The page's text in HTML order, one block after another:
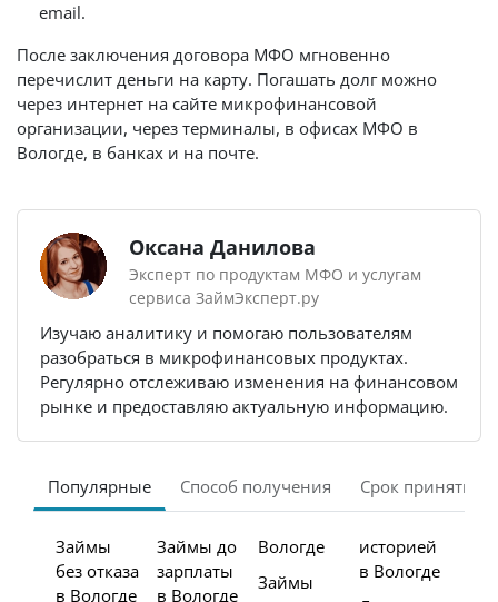
email.
После заключения договора МФО мгновенно
перечислит деньги на карту. Погашать долг можно
через интернет на сайте микрофинансовой
организации, через терминалы, в офисах МФО в
Вологде, в банках и на почте.
Оксана Данилова
Эксперт по продуктам МФО и услугам
сервиса ЗаймЭксперт.ру
Изучаю аналитику и помогаю пользователям
разобраться в микрофинансовых продуктах.
Регулярно отслеживаю изменения на финансовом
рынке и предоставляю актуальную информацию.
Популярные Способ получения Срок принятия
Займы
без отказа
в Вологде
Займы до
зарплаты
в Вологде
Вологде
Займы
историей
в Вологде